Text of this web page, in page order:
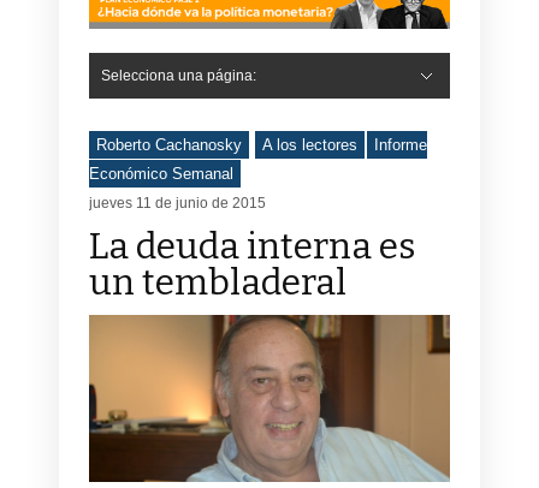
Selecciona una página:
Roberto Cachanosky A los lectores
Informe
Económico Semanal
jueves 11 de junio de 2015
La deuda interna es
un tembladeral